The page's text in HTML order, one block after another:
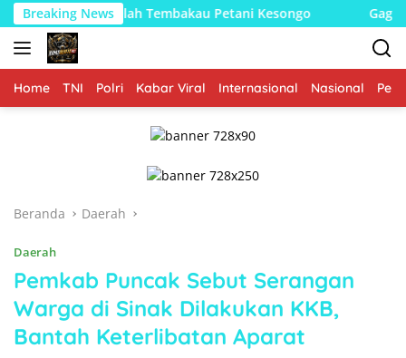
Langsung
ke
konten
Breaking News
Olah Tembakau Petani Kesongo Gagah di Lapangan,
Home TNI Polri Kabar Viral Internasional Nasional
Beranda Daerah
Daerah
Pemkab Puncak Sebut Serangan
Warga di Sinak Dilakukan KKB,
Bantah Keterlibatan Aparat